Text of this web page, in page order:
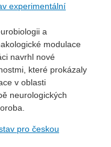
experimentální
a
modulace
navrhl nové
které prokázaly
v oblasti
neurologických
pro českou